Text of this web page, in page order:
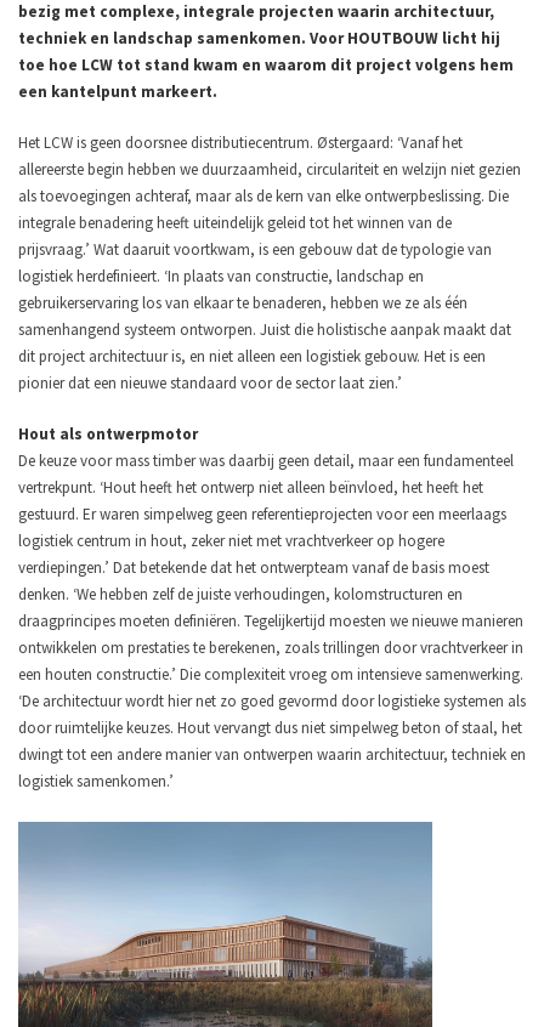
bezig met complexe, integrale projecten waarin architectuur,
techniek en landschap samenkomen. Voor HOUTBOUW licht hij
toe hoe LCW tot stand kwam en waarom dit project volgens hem
een kantelpunt markeert.
Het LCW is geen doorsnee distributiecentrum. Østergaard: ‘Vanaf het
allereerste begin hebben we duurzaamheid, circulariteit en welzijn niet gezien
als toevoegingen achteraf, maar als de kern van elke ontwerpbeslissing. Die
integrale benadering heeft uiteindelijk geleid tot het winnen van de
prijsvraag.’ Wat daaruit voortkwam, is een gebouw dat de typologie van
logistiek herdefinieert. ‘In plaats van constructie, landschap en
gebruikerservaring los van elkaar te benaderen, hebben we ze als één
samenhangend systeem ontworpen. Juist die holistische aanpak maakt dat
dit project architectuur is, en niet alleen een logistiek gebouw. Het is een
pionier dat een nieuwe standaard voor de sector laat zien.’
Hout als ontwerpmotor
De keuze voor mass timber was daarbij geen detail, maar een fundamenteel
vertrekpunt. ‘Hout heeft het ontwerp niet alleen beïnvloed, het heeft het
gestuurd. Er waren simpelweg geen referentieprojecten voor een meerlaags
logistiek centrum in hout, zeker niet met vrachtverkeer op hogere
verdiepingen.’ Dat betekende dat het ontwerpteam vanaf de basis moest
denken. ‘We hebben zelf de juiste verhoudingen, kolomstructuren en
draagprincipes moeten definiëren. Tegelijkertijd moesten we nieuwe manieren
ontwikkelen om prestaties te berekenen, zoals trillingen door vrachtverkeer in
een houten constructie.’ Die complexiteit vroeg om intensieve samenwerking.
‘De architectuur wordt hier net zo goed gevormd door logistieke systemen als
door ruimtelijke keuzes. Hout vervangt dus niet simpelweg beton of staal, het
dwingt tot een andere manier van ontwerpen waarin architectuur, techniek en
logistiek samenkomen.’